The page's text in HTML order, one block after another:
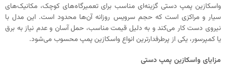
واسکازین پمپ دستی گزینه‌ای مناسب برای تعمیرگاه‌های کوچک، مکانیک‌های
سیار و مراکزی است که حجم سرویس روزانه آن‌ها محدود است. این مدل با
نیروی دست کار می‌کند و به دلیل قیمت مناسب، حمل آسان و عدم نیاز به برق
یا کمپرسور، یکی از پرطرفدارترین انواع واسکازین پمپ محسوب می‌شود.
مزایای واسکازین پمپ دستی